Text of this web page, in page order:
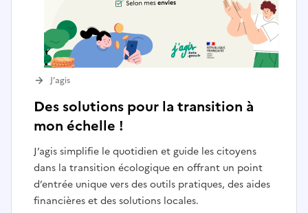
Des solutions pour la transition à
mon échelle !
J’agis simplifie le quotidien et guide les citoyens
dans la transition écologique en offrant un point
d’entrée unique vers des outils pratiques, des aides
financières et des solutions locales.
J’agis